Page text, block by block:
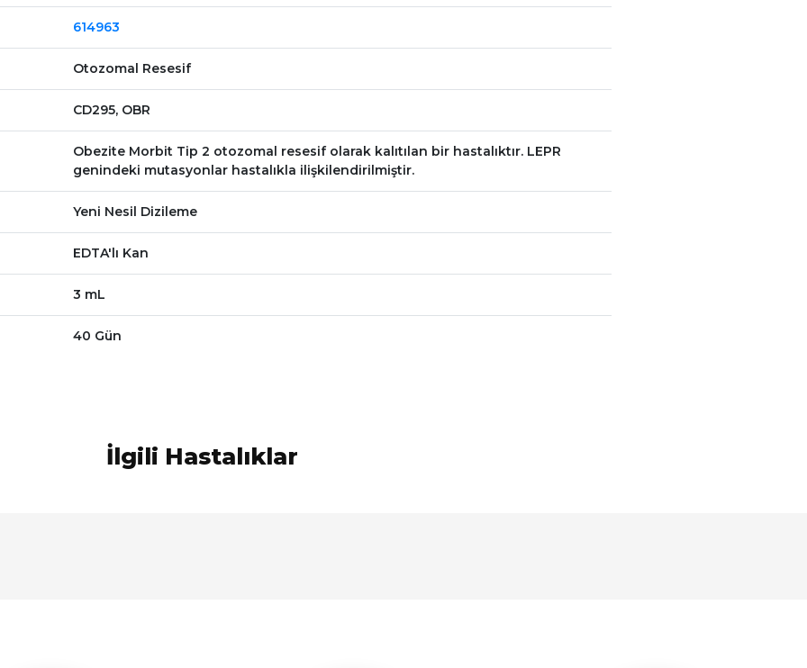
614963
Otozomal Resesif
CD295, OBR
Obezite Morbit Tip 2 otozomal resesif olarak kalıtılan bir hastalıktır. LEPR
genindeki mutasyonlar hastalıkla ilişkilendirilmiştir.
Yeni Nesil Dizileme
EDTA'lı Kan
3 mL
40 Gün
İlgili Hastalıklar